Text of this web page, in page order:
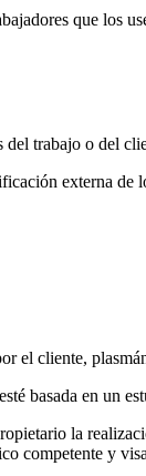
que los
trabajo o del
externa de
el cliente,
basada en un
la
competente y